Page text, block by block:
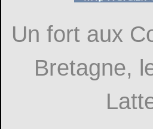
Un fort aux
Bretagne,